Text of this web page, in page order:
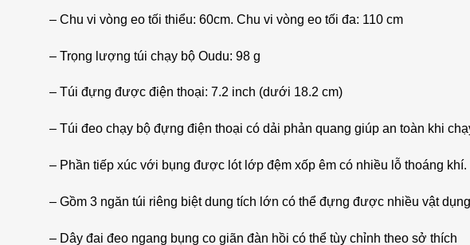
– Chu vi vòng eo tối thiểu: 60cm. Chu vi vòng eo tối đa: 110 cm
– Trọng lượng túi chạy bộ Oudu: 98 g
– Túi đựng được điện thoại: 7.2 inch (dưới 18.2 cm)
– Túi đeo chạy bộ đựng điện thoại có dải phản quang giúp an toàn khi
– Phần tiếp xúc với bụng được lót lớp đệm xốp êm có nhiều lỗ thoáng khí.
– Gồm 3 ngăn túi riêng biệt dung tích lớn có thể đựng được nhiều vật
– Dây đai đeo ngang bụng co giãn đàn hồi có thể tùy chỉnh theo sở thích